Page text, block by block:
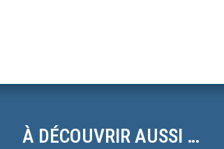
À DÉCOUVRIR AUSSI …